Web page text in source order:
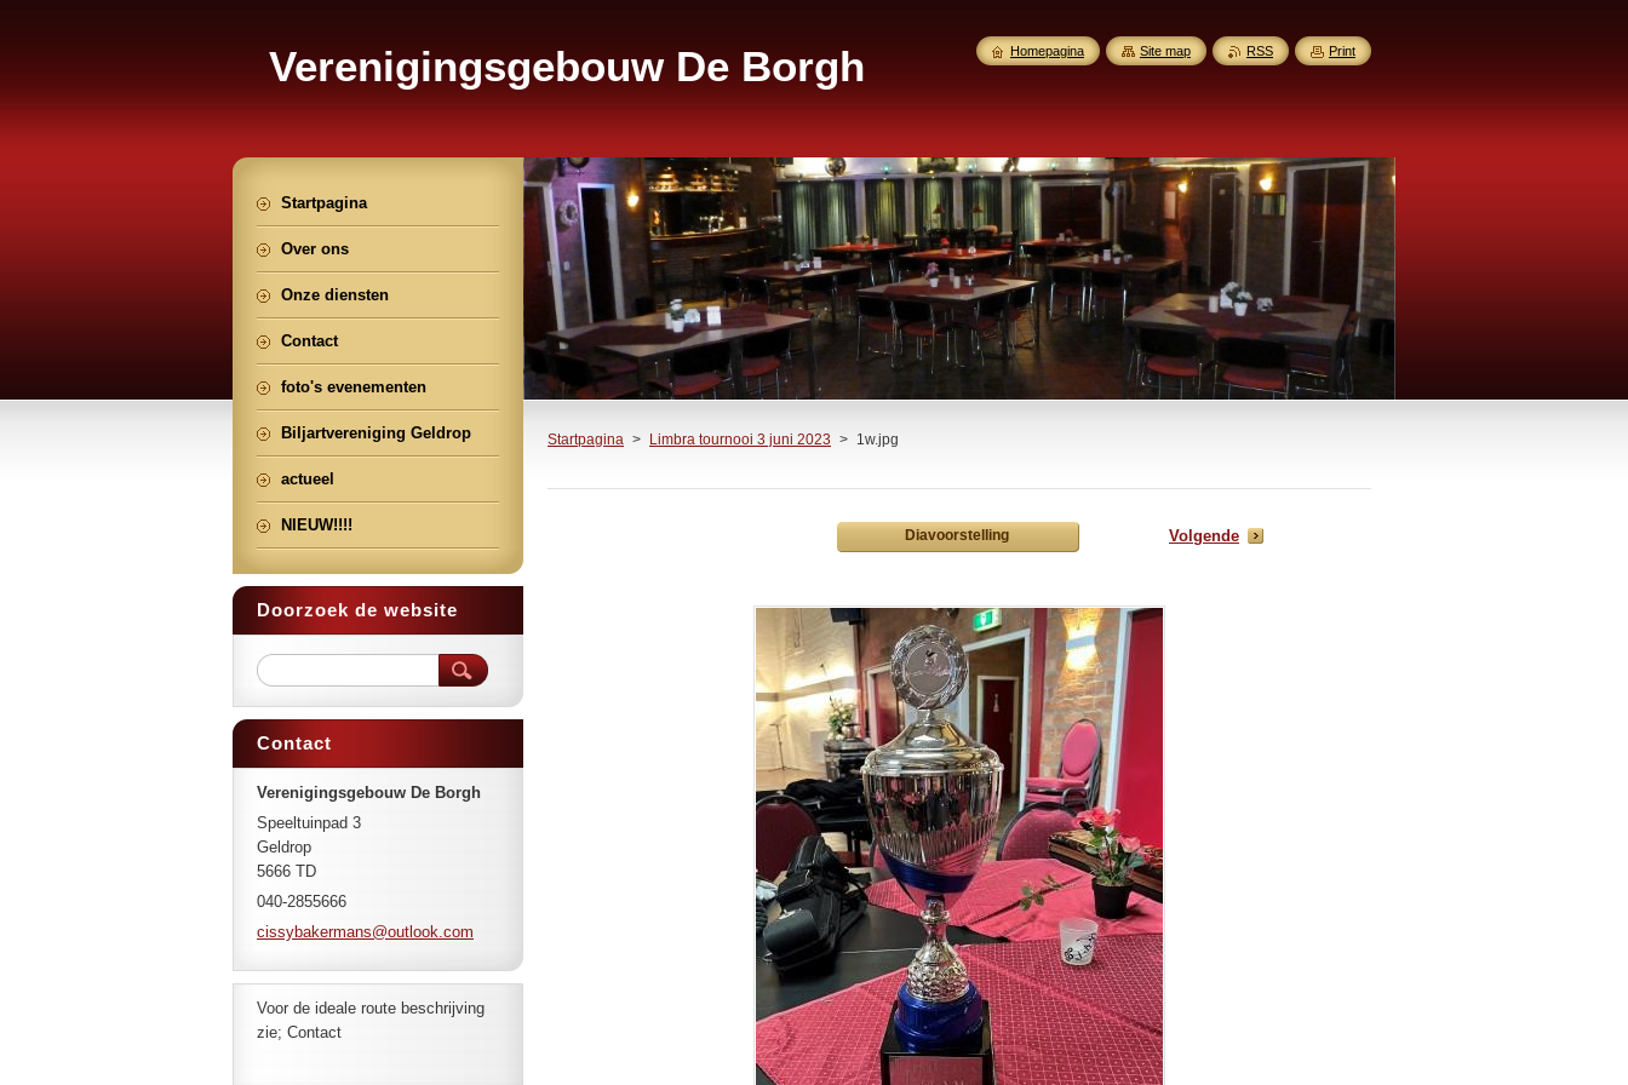
Verenigingsgebouw De Borgh
Geldrop
Startpagina > Limbra tournooi 3 juni 2023 > 1w.jpg
Diavoorstelling Volgende
Startpagina
Over ons
Onze diensten
Contact
foto's evenementen
Biljartvereniging Geldrop
actueel
NIEUW!!!!
Doorzoek de website
Contact
Verenigingsgebouw De Borgh
Speeltuinpad 3
Geldrop
5666 TD
040-2855666
cissybakermans@outlook.com
Voor de ideale route beschrijving
zie; Contact
Homepagina Site map RSS Print